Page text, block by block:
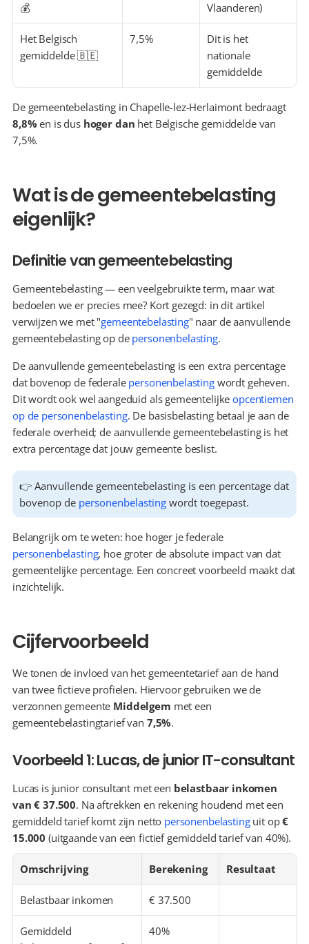
💰
Vlaanderen)
Het Belgisch
gemiddelde 🇧🇪
7,5%
Dit is het
nationale
gemiddelde
De gemeentebelasting in Chapelle-lez-Herlaimont bedraagt
8,8% en is dus hoger dan het Belgische gemiddelde van
7,5%.
Wat is de gemeentebelasting
eigenlijk?
Definitie van gemeentebelasting
Gemeentebelasting — een veelgebruikte term, maar wat
bedoelen we er precies mee? Kort gezegd: in dit artikel
verwijzen we met "gemeentebelasting" naar de aanvullende
gemeentebelasting op de personenbelasting.
De aanvullende gemeentebelasting is een extra percentage
dat bovenop de federale personenbelasting wordt geheven.
Dit wordt ook wel aangeduid als gemeentelijke opcentiemen
op de personenbelasting. De basisbelasting betaal je aan de
federale overheid; de aanvullende gemeentebelasting is het
extra percentage dat jouw gemeente beslist.
👉 Aanvullende gemeentebelasting is een percentage dat
bovenop de personenbelasting wordt toegepast.
personenbelasting, hoe groter de absolute impact van dat
gemeentelijke percentage. Een concreet voorbeeld maakt dat
inzichtelijk.
Cijfervoorbeeld
We tonen de invloed van het gemeentetarief aan de hand
van twee fictieve profielen. Hiervoor gebruiken we de
verzonnen gemeente Middelgem met een
gemeentebelastingtarief van 7,5%.
Voorbeeld 1: Lucas, de junior IT-consultant
Lucas is junior consultant met een belastbaar inkomen
van € 37.500. Na aftrekken en rekening houdend met een
gemiddeld tarief komt zijn netto personenbelasting uit op €
15.000 (uitgaande van een fictief gemiddeld tarief van 40%).
Omschrijving Berekening Resultaat
Belastbaar inkomen € 37.500
Gemiddeld
40%